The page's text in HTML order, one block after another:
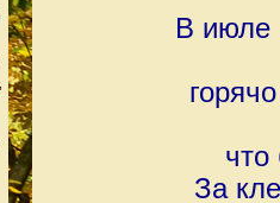
В июле
За